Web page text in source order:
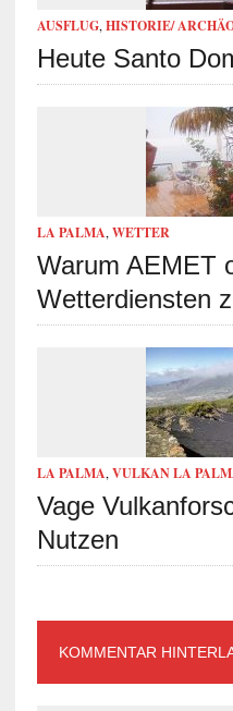
AUSFLUG, HISTORIE/
Heute Santo
LA PALMA, WETTER
Warum AEMET
Wetterdiensten
LA PALMA, VULKAN LA
Vage
Nutzen
KOMMENTAR